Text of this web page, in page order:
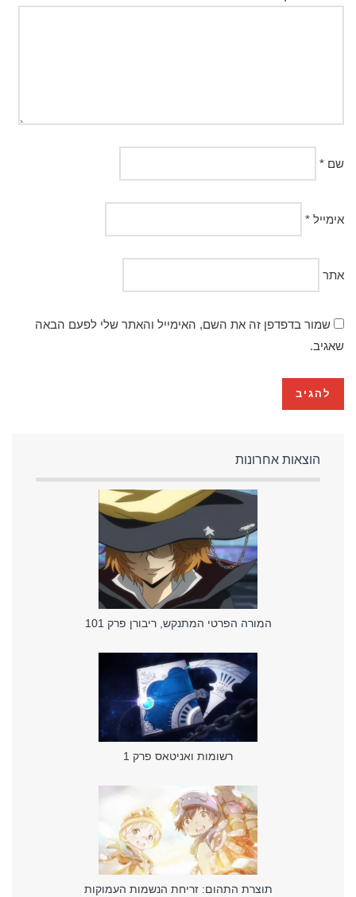
שם *
אימייל *
אתר
שמור בדפדפן זה את השם, האימייל והאתר שלי לפעם הבאה
שאגיב.
הוצאות אחרונות
המורה הפרטי המתנקש, ריבורן פרק 101
רשומות ואניטאס פרק 1
תוצרת התהום: זריחת הנשמות העמוקות